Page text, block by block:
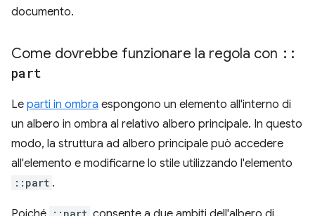
documento.
Come dovrebbe funzionare la regola con ::
part
Le parti in ombra espongono un elemento all'interno di
un albero in ombra al relativo albero principale. In questo
modo, la struttura ad albero principale può accedere
all'elemento e modificarne lo stile utilizzando l'elemento
::part .